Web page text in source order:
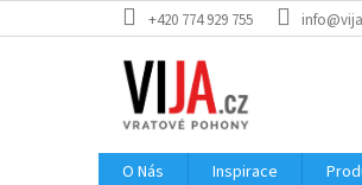
na
+420 774 929 755
O Nás Inspirace